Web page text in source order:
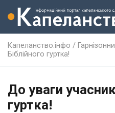
Капеланство.інфо /
Біблійного гуртка!
До уваги
гуртка!